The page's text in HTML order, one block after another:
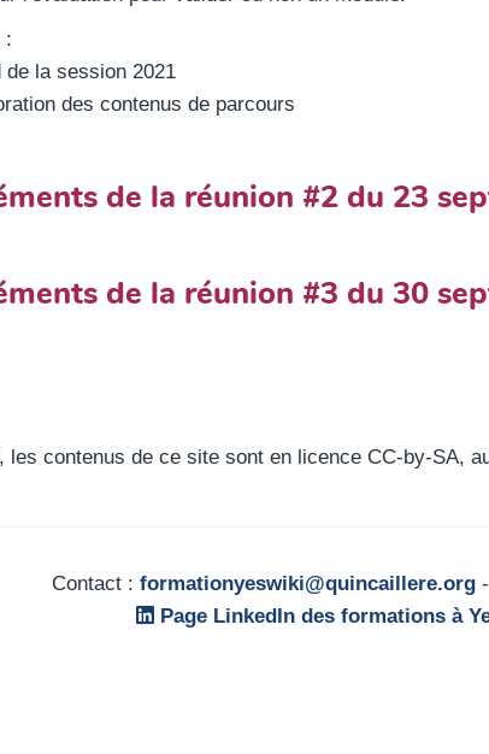
:
de la session 2021
des contenus de parcours
de la réunion #2 du 23
de la réunion #3 du 30
les contenus de ce site sont en licence CC-by-SA,
Contact : formationyeswiki@quincaillere.org
Page LinkedIn des formations à